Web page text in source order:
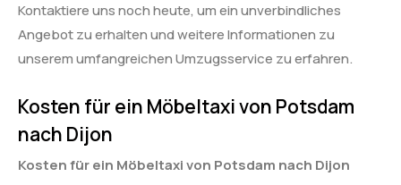
Kontaktiere uns noch heute, um ein unverbindliches
Angebot zu erhalten und weitere Informationen zu
unserem umfangreichen Umzugsservice zu erfahren.
Kosten für ein Möbeltaxi von Potsdam
nach Dijon
Kosten für ein Möbeltaxi von Potsdam nach Dijon